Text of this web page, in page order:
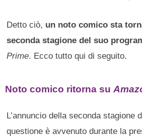
Detto ciò, un noto comico sta
seconda stagione del suo
Prime. Ecco tutto qui di seguito.
Noto comico ritorna su
L’annuncio della seconda stagione
questione è avvenuto durante la